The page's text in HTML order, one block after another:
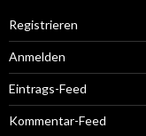
Registrieren
Anmelden
Eintrags-Feed
Kommentar-Feed